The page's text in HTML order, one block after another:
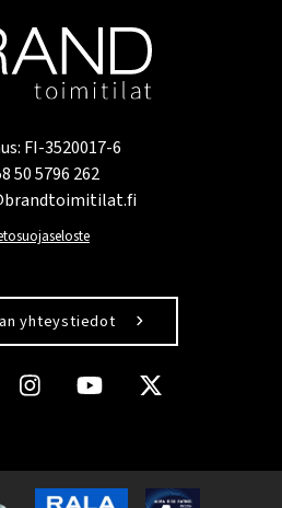
FI-3520017-6
50 5796 262
yhteystiedot